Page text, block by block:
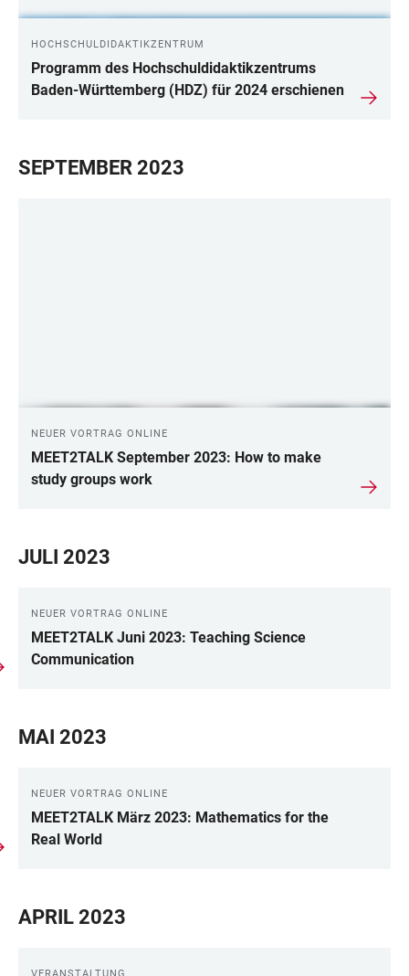
HOCHSCHULDIDAKTIKZENTRUM
Programm des Hochschuldidaktikzentrums
Baden-Württemberg (HDZ) für 2024 erschienen
SEPTEMBER 2023
NEUER VORTRAG ONLINE
MEET2TALK September 2023: How to make
study groups work
JULI 2023
NEUER VORTRAG ONLINE
MEET2TALK Juni 2023: Teaching Science
Communication
MAI 2023
NEUER VORTRAG ONLINE
MEET2TALK März 2023: Mathematics for the
Real World
APRIL 2023